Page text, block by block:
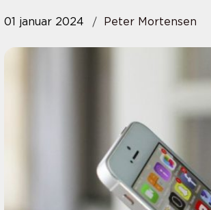
01 januar 2024 Peter Mortensen